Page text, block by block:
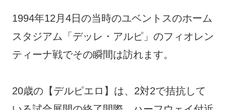
1994年12月4日の当時のユベントスのホーム
スタジアム「デッレ・アルピ」のフィオレン
ティーナ戦でその瞬間は訪れます。
20歳の【デルピエロ】は、2対2で拮抗して